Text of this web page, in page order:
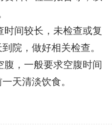
时间较长，未检查或复
院，做好相关检查。
，一般要求空腹时间
天清淡饮食。